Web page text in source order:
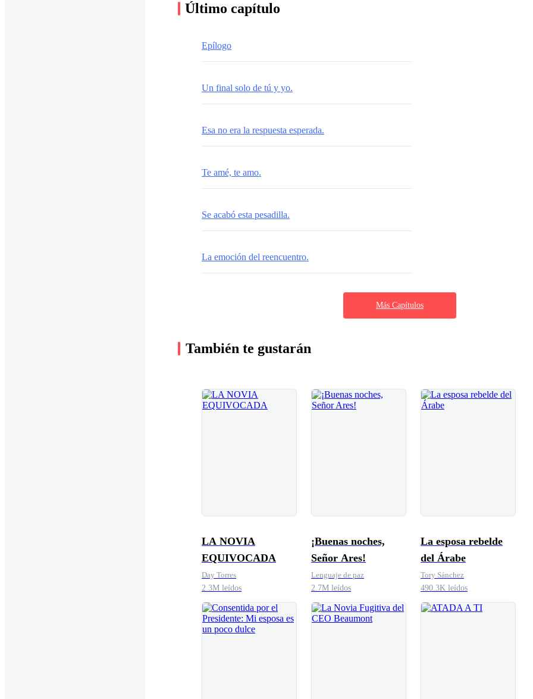
Último capítulo
Epílogo
Un final solo de tú y yo.
Esa no era la respuesta esperada.
Te amé, te amo.
Se acabó esta pesadilla.
La emoción del reencuentro.
Más Capítulos
También te gustarán
LA NOVIA
EQUIVOCADA
Day Torres
2.3M leídos
¡Buenas noches,
Señor Ares!
Lenguaje de paz
2.7M leídos
La esposa rebelde
del Árabe
Tory Sánchez
490.3K leídos